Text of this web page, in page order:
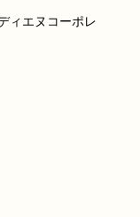
ィエヌコーポレ